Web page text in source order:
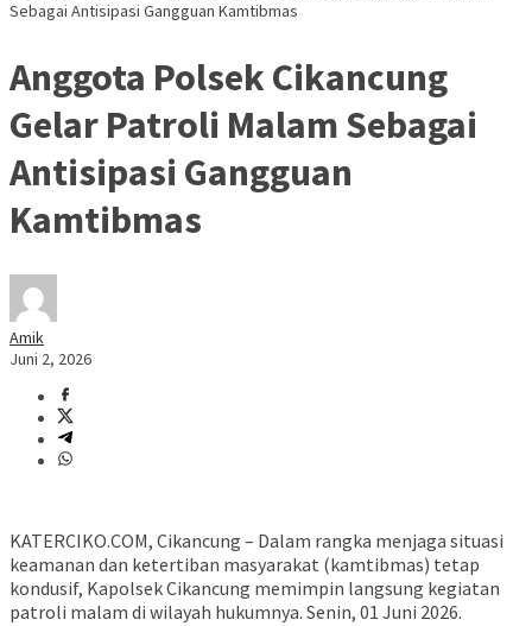
Sebagai Antisipasi Gangguan Kamtibmas
Anggota Polsek Cikancung
Gelar Patroli Malam Sebagai
Antisipasi Gangguan
Kamtibmas
Amik
Juni 2, 2026
KATERCIKO.COM, Cikancung – Dalam rangka menjaga situasi
keamanan dan ketertiban masyarakat (kamtibmas) tetap
kondusif, Kapolsek Cikancung memimpin langsung kegiatan
patroli malam di wilayah hukumnya. Senin, 01 Juni 2026.